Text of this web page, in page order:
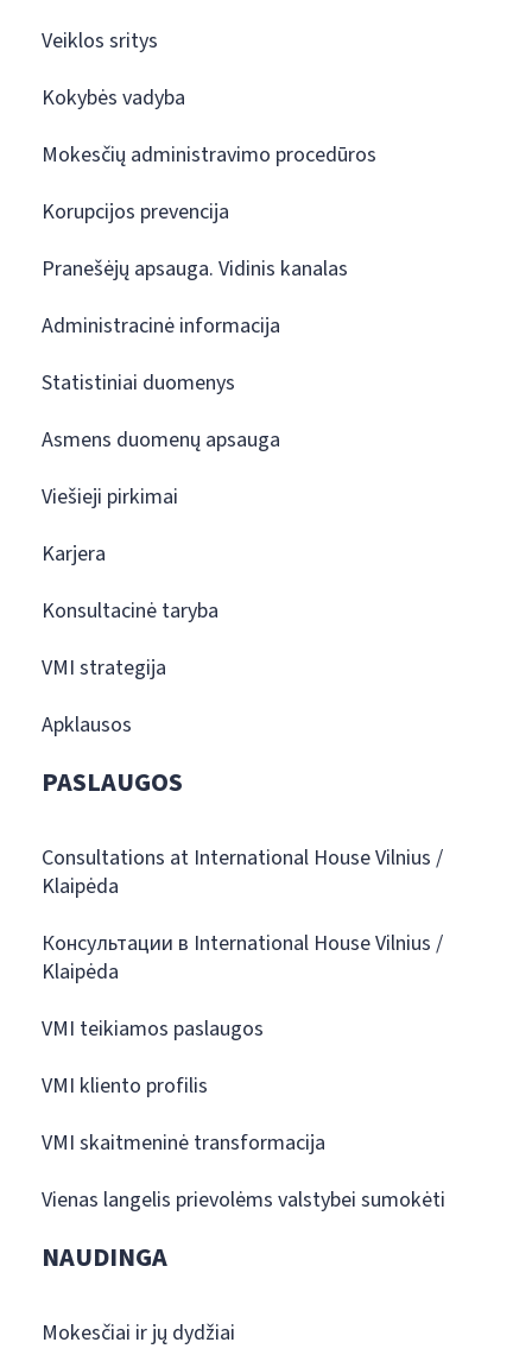
Veiklos sritys
Kokybės vadyba
Mokesčių administravimo procedūros
Korupcijos prevencija
Pranešėjų apsauga. Vidinis kanalas
Administracinė informacija
Statistiniai duomenys
Asmens duomenų apsauga
Viešieji pirkimai
Karjera
Konsultacinė taryba
VMI strategija
Apklausos
PASLAUGOS
Consultations at International House Vilnius /
Klaipėda
Консультации в International House Vilnius /
Klaipėda
VMI teikiamos paslaugos
VMI kliento profilis
VMI skaitmeninė transformacija
Vienas langelis prievolėms valstybei sumokėti
NAUDINGA
Mokesčiai ir jų dydžiai